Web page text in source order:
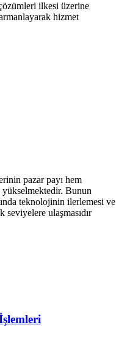
ilkesi üzerine
hizmet
pazar payı hem
Bunun
teknolojinin ilerlemesi ve
ulaşmasıdır